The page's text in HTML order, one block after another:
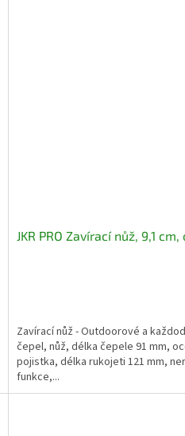
JKR PRO Zavírací nůž, 9,1
Zavírací nůž - Outdoorové a
čepel, nůž, délka čepele 91 mm,
pojistka, délka rukojeti 121 mm,
funkce,...